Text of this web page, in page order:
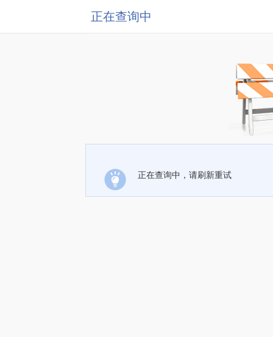
正在查询中
正在查询中，请刷新重试